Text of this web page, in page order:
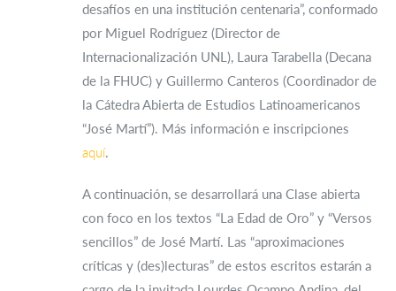
desafíos en una institución centenaria”, conformado
por Miguel Rodríguez (Director de
Internacionalización UNL), Laura Tarabella (Decana
de la FHUC) y Guillermo Canteros (Coordinador de
la Cátedra Abierta de Estudios Latinoamericanos
“José Martí”). Más información e inscripciones
aquí.
A continuación, se desarrollará una Clase abierta
con foco en los textos “La Edad de Oro” y “Versos
sencillos” de José Martí. Las “aproximaciones
críticas y (des)lecturas” de estos escritos estarán a